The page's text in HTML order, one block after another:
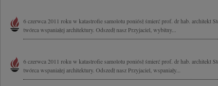
6 czerwca 2011 roku w katastrofie samolotu poniósł śmierć prof. dr hab. architekt
twórca wspaniałej architektury. Odszedł nasz Przyjaciel, wybitny...
6 czerwca 2011 roku w katastrofie samolotu poniósł śmierć prof. dr hab. architekt
twórca wspaniałej architektury. Odszedł nasz Przyjaciel, wspaniały...